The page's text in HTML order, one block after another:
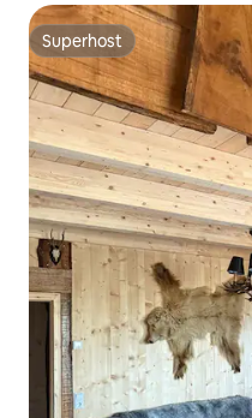
Superhost
Superhost